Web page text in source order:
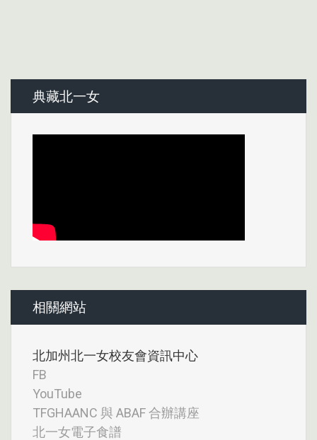
典藏北一女
相關網站
北加州北一女校友會資訊中心
FB
YouTube
TFGHAANC 與 ABAF 合辦講座
北一女電子食譜